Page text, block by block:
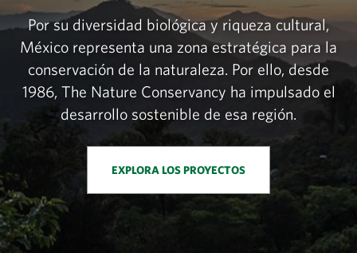
Por su diversidad biológica y riqueza cultural,
México representa una zona estratégica para la
conservación de la naturaleza. Por ello, desde
1986, The Nature Conservancy ha impulsado el
desarrollo sostenible de esa región.
EXPLORA LOS PROYECTOS